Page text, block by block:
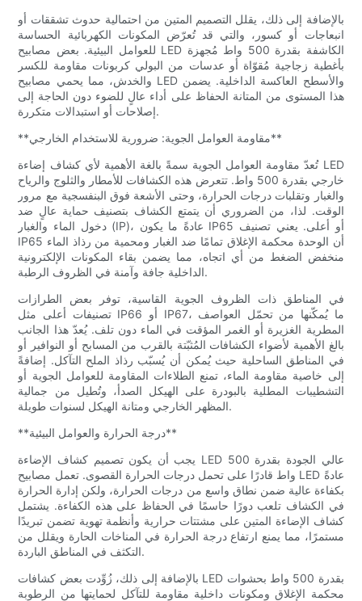
بالإضافة إلى ذلك، يقلل التصميم المتين من احتمالية حدوث تشققات أو
انبعاجات أو كسور، والتي قد تُعرّض المكونات الكهربائية الحساسة
للعوامل البيئية. بعض مصابيح LED الكاشفة بقدرة 500 واط مُجهزة
بأغطية زجاجية مُقوّاة أو عدسات من البولي كربونات مقاومة للكسر
والخدش، مما يحمي مصابيح LED والأسطح العاكسة الداخلية. يضمن
هذا المستوى من المتانة الحفاظ على أداء عالٍ للضوء دون الحاجة إلى
إصلاحات أو استبدالات متكررة.
**مقاومة العوامل الجوية: ضرورية للاستخدام الخارجي**
تُعدّ مقاومة العوامل الجوية سمةً بالغة الأهمية لأي كشاف إضاءة LED
خارجي بقدرة 500 واط. تتعرض هذه الكشافات للأمطار والثلوج والرياح
والغبار وتقلبات درجات الحرارة، وحتى الأشعة فوق البنفسجية مع مرور
الوقت. لذا، من الضروري أن يتمتع الكشاف بتصنيف حماية عالٍ ضد
دخول الماء والغبار (IP)، عادةً ما يكون IP65 أو أعلى. يعني تصنيف
IP65 أن الوحدة محكمة الإغلاق تمامًا ضد الغبار ومحمية من رذاذ الماء
منخفض الضغط من أي اتجاه، مما يضمن بقاء المكونات الإلكترونية
الداخلية جافة وآمنة في الظروف الرطبة.
في المناطق ذات الظروف الجوية القاسية، توفر بعض الطرازات
تصنيفات أعلى مثل IP66 أو IP67، ما يُمكّنها من تحمّل العواصف
المطرية الغزيرة أو الغمر المؤقت في الماء دون تلف. يُعدّ هذا الجانب
بالغ الأهمية لأضواء الكشافات المُثبّتة بالقرب من المسابح أو النوافير أو
في المناطق الساحلية حيث يُمكن أن يُسبّب رذاذ الملح التآكل. إضافةً
إلى خاصية مقاومة الماء، تمنع الطلاءات المقاومة للعوامل الجوية أو
التشطيبات المطلية بالبودرة على الهيكل الصدأ، وتُطيل من جمالية
المظهر الخارجي ومتانة الهيكل لسنوات طويلة.
**درجة الحرارة والعوامل البيئية**
يجب أن يكون تصميم كشاف الإضاءة LED عالي الجودة بقدرة 500
واط قادرًا على تحمل درجات الحرارة القصوى. تعمل مصابيح LED عادةً
بكفاءة عالية ضمن نطاق واسع من درجات الحرارة، ولكن إدارة الحرارة
في الكشاف تلعب دورًا حاسمًا في الحفاظ على هذه الكفاءة. يشتمل
كشاف الإضاءة المتين على مشتتات حرارية وأنظمة تهوية تضمن تبريدًا
مستمرًا، مما يمنع ارتفاع درجة الحرارة في المناخات الحارة ويقلل من
التكثف في المناطق الباردة.
بالإضافة إلى ذلك، زُوِّدت بعض كشافات LED بقدرة 500 واط بحشوات
محكمة الإغلاق ومكونات داخلية مقاومة للتآكل لحمايتها من الرطوبة